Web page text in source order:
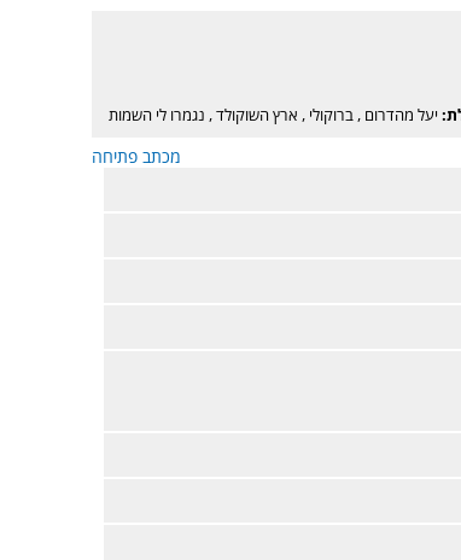
יעל מהדרום ,ברוקולי , ארץ השוקולד, נגמרו לי השמות
מכתב פתיחה